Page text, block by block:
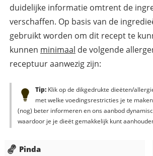
duidelijke informatie omtrent de
verschaffen. Op basis van de
gebruikt worden om dit recept te
kunnen minimaal de volgende
receptuur aanwezig zijn:
Tip:Klik op de dikgedrukte dieëten/
met welke voedingsrestricties je te
(nog) beter informeren en ons aanbod
waardoor je je dieët gemakkelijk kunt
Pinda